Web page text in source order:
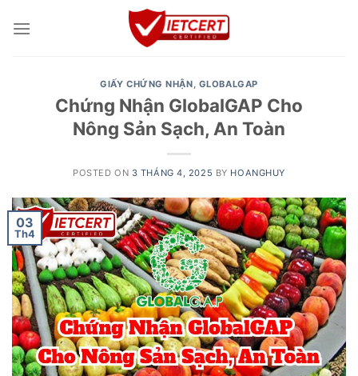
GIẤY CHỨNG NHẬN, GLOBALGAP
Chứng Nhận GlobalGAP Cho
Nông Sản Sạch, An Toàn
POSTED ON 3 THÁNG 4, 2025 BY HOANGHUY
03
Th4